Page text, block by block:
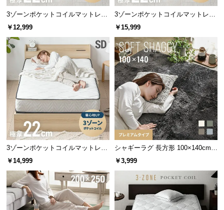
コイル数の比較
従来品 当商品
シングル 465個 495個
セミダブル 589個 627個
ダブル 682個 726個
全サイズでコイルを増量!
3ゾーンポケットコイルマットレス
厚さ22cm S ブラック
￥12,999
3ゾーンポケットコイルマットレス
厚さ22cm SD ブラック
￥15,999
3ゾーンポケットコイルマットレス
厚さ22cm SD
￥14,999
シャギーラグ 長方形 100×140cm
洗える 防音 防ダニ 抗菌防臭 滑り
￥3,999